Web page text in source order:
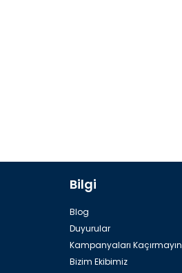
Bilgi
Blog
Duyurular
Kampanyaları Kaçırmayın
Bizim Ekibimiz